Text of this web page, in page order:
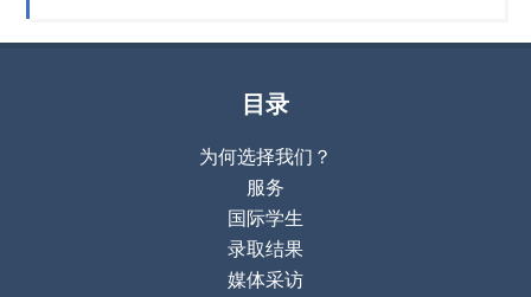
目录
为何选择我们？
服务
国际学生
录取结果
媒体采访